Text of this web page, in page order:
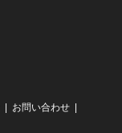
お問い合わせ